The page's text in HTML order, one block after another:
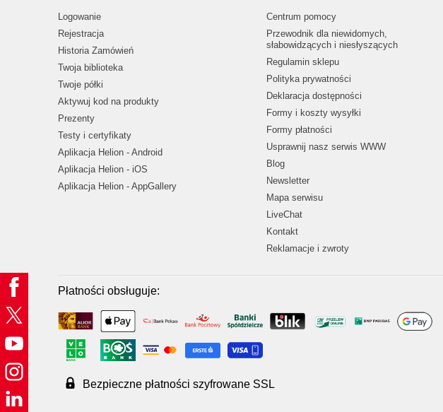
Logowanie
Rejestracja
Historia Zamówień
Twoja biblioteka
Twoje półki
Aktywuj kod na produkty
Prezenty
Testy i certyfikaty
Aplikacja Helion - Android
Aplikacja Helion - iOS
Aplikacja Helion - AppGallery
Centrum pomocy
Przewodnik dla niewidomych,
słabowidzących i niesłyszących
Regulamin sklepu
Polityka prywatności
Deklaracja dostępności
Formy i koszty wysyłki
Formy płatności
Usprawnij nasz serwis WWW
Blog
Newsletter
Mapa serwisu
LiveChat
Kontakt
Reklamacje i zwroty
Płatności obsługuje:
Bezpieczne płatności szyfrowane SSL